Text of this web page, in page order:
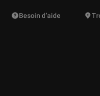
suggestions de produits
Besoin d’aide